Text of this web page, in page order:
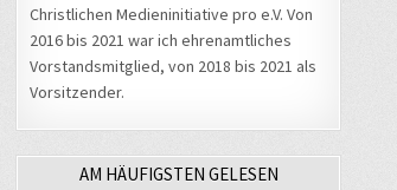
Christlichen Medieninitiative pro e.V. Von
2016 bis 2021 war ich ehrenamtliches
Vorstandsmitglied, von 2018 bis 2021 als
Vorsitzender.
AM HÄUFIGSTEN GELESEN